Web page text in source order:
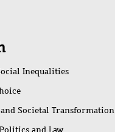
Inequalities
Societal Transformation